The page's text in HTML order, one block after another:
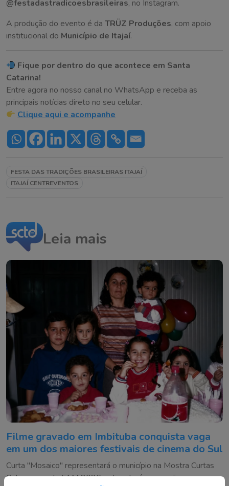
@festadastradicoesbrasileiras, no Instagram.
A produção do evento é da TRÜZ Produções, com apoio
institucional do Município de Itajaí.
Fique por dentro do que acontece em Santa
Catarina!
Entre agora no nosso canal no WhatsApp e receba as
principais notícias direto no seu celular.
Clique aqui e acompanhe
FESTA DAS TRADIÇÕES BRASILEIRAS ITAJAÍ
ITAJAÍ CENTREVENTOS
Leia mais
Filme gravado em Imbituba conquista vaga
em um dos maiores festivais de cinema do Sul
Curta "Mosaico" representará o município na Mostra Curtas
Catarinense do FAM 2026 e disputará premiações em